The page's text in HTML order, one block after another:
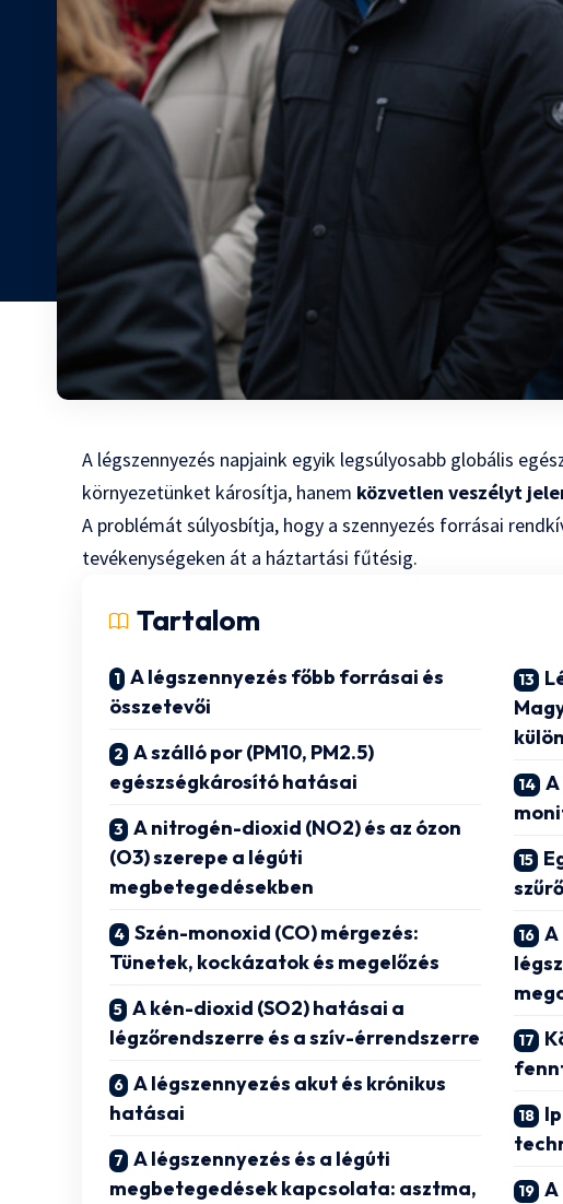
A légszennyezés napjaink egyik legsúlyosabb globális
környezetünket károsítja, hanem közvetlen veszélyt
A problémát súlyosbítja, hogy a szennyezés forrásai
tevékenységeken át a háztartási fűtésig.
Tartalom
A légszennyezés főbb forrásai és
összetevői
A szálló por (PM10, PM2.5)
egészségkárosító hatásai
A nitrogén-dioxid (NO2) és az ózon
(O3) szerepe a légúti
megbetegedésekben
Szén-monoxid (CO) mérgezés:
Tünetek, kockázatok és megelőzés
A kén-dioxid (SO2) hatásai a
légzőrendszerre és a szív-érrendszerre
A légszennyezés akut és krónikus
hatásai
A légszennyezés és a légúti
megbetegedések kapcsolata: asztma,
A